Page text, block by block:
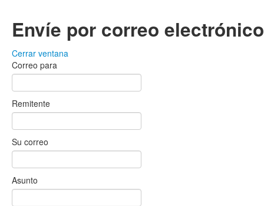
Envíe por correo
Cerrar ventana
Correo para
Remitente
Su correo
Asunto